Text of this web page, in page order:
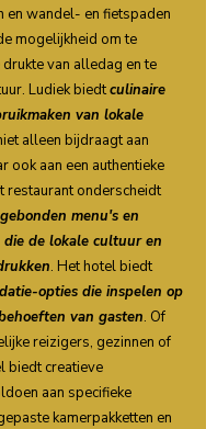
en wandel- en fietspaden
mogelijkheid om te
van alledag en te
Ludiek biedtculinaire
van lokale
alleen bijdraagt aan
ook aan een authentieke
restaurant onderscheidt
menu's en
de lokale cultuur en
. Het hotel biedt
opties die inspelen op
van gasten. Of
reizigers, gezinnen of
biedt creatieve
aan specifieke
kamerpakketten en